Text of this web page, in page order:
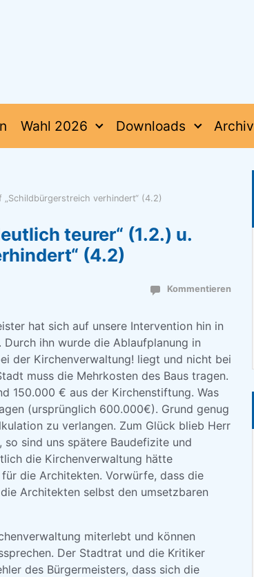
Wahl 2026 Downloads Archiv
verhindert“ (4.2)
teurer“ (1.2.) u.
(4.2)
Kommentieren
hat sich auf unsere Intervention hin in
ihn wurde die Ablaufplanung in
der Kirchenverwaltung! liegt und nicht bei
muss die Mehrkosten des Baus tragen.
150.000 € aus der Kirchenstiftung. Was
(ursprünglich 600.000€). Grund genug
zu verlangen. Zum Glück blieb Herr
sind uns spätere Baudefizite und
die Kirchenverwaltung hätte
die Architekten. Vorwürfe, dass die
Architekten selbst den umsetzbaren
miterlebt und können
Der Stadtrat und die Kritiker
des Bürgermeisters, dass sich die